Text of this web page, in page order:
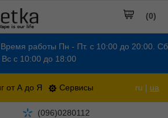
работы Пн - Пт. с 10:00 до 20:00. Сб
Вс с 10:00 до 18:00
от А до Я Сервисы ru | ua
(0)
(096)0280112